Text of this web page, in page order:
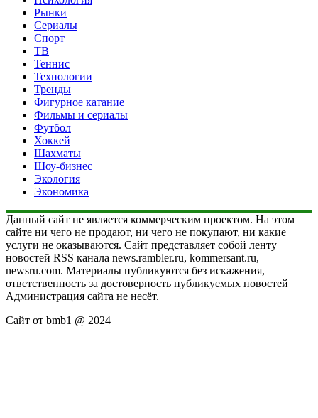
Рынки
Сериалы
Спорт
ТВ
Теннис
Технологии
Тренды
Фигурное катание
Фильмы и сериалы
Футбол
Хоккей
Шахматы
Шоу-бизнес
Экология
Экономика
Данный сайт не является коммерческим проектом. На этом
сайте ни чего не продают, ни чего не покупают, ни какие
услуги не оказываются. Сайт представляет собой ленту
новостей RSS канала news.rambler.ru, kommersant.ru,
newsru.com. Материалы публикуются без искажения,
ответственность за достоверность публикуемых новостей
Администрация сайта не несёт.
Сайт от bmb1 @ 2024